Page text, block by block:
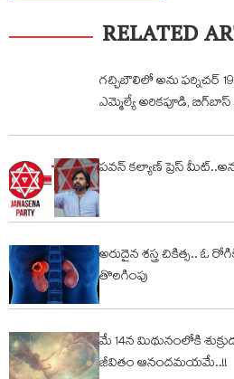
RELATED
గచ్చిబౌలిలో అను ఫర్నిచర్
ఎమ్మెల్యే అరికపూడి,
పవన్ కల్యాణ్ ప్రెస్
అరుదైన శ‌స్త్ర చికిత్స‌.. ఓ
తొల‌గింపు
మే 14న మిథునంలోకి
జీవితం ఆనంద‌మ‌య‌మే..!!